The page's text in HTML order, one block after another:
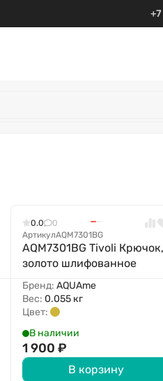
0.0
0
АртикулAQM7301BG
AQM7301BG Tivoli Крючок,
золото шлифованное
Бренд:AQUAme
Вес:0.055 кг
Цвет:
В наличии
1 900₽
В корзину